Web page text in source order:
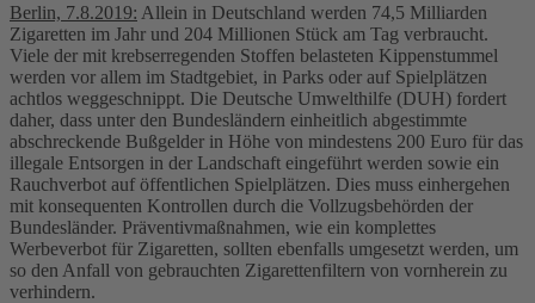
Berlin, 7.8.2019: Allein in Deutschland werden 74,5 Milliarden
Zigaretten im Jahr und 204 Millionen Stück am Tag verbraucht.
Viele der mit krebserregenden Stoffen belasteten Kippenstummel
werden vor allem im Stadtgebiet, in Parks oder auf Spielplätzen
achtlos weggeschnippt. Die Deutsche Umwelthilfe (DUH) fordert
daher, dass unter den Bundesländern einheitlich abgestimmte
abschreckende Bußgelder in Höhe von mindestens 200 Euro für das
illegale Entsorgen in der Landschaft eingeführt werden sowie ein
Rauchverbot auf öffentlichen Spielplätzen. Dies muss einhergehen
mit konsequenten Kontrollen durch die Vollzugsbehörden der
Bundesländer. Präventivmaßnahmen, wie ein komplettes
Werbeverbot für Zigaretten, sollten ebenfalls umgesetzt werden, um
so den Anfall von gebrauchten Zigarettenfiltern von vornherein zu
verhindern.